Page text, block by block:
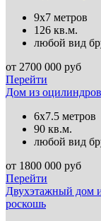
9х7 метров
126 кв.м.
любой вид
от 2700 000 руб
Перейти
Дом из
6х7.5 метров
90 кв.м.
любой вид
от 1800 000 руб
Перейти
Двухэтажный дом
роскошь